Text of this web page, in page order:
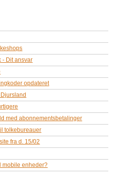
- Dit ansvar
opdateret
med abonnementsbetalinger
tolkebureauer
fra d. 15/02
mobile enheder?